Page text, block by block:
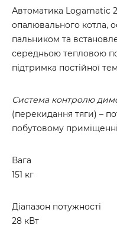
Автоматика Logamatic
опалювального котла,
пальником та
середньою тепловою
підтримка постійної
Система контролю
(перекидання тяги) –
побутовому
Вага
151 кг
Діапазон потужності
28 кВт